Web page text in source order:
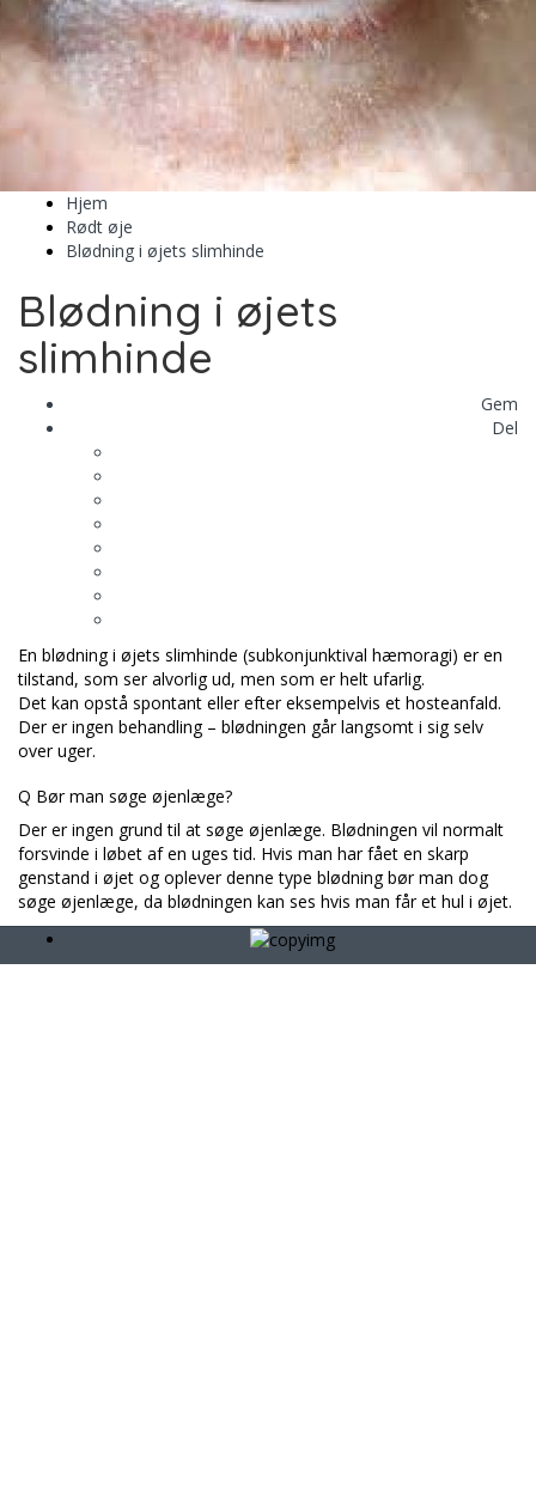
Hjem
Rødt øje
Blødning i øjets slimhinde
Blødning i øjets
slimhinde
Gem
Del
En blødning i øjets slimhinde (subkonjunktival hæmoragi) er en
tilstand, som ser alvorlig ud, men som er helt ufarlig.
Det kan opstå spontant eller efter eksempelvis et hosteanfald.
Der er ingen behandling – blødningen går langsomt i sig selv
over uger.
Q Bør man søge øjenlæge?
Der er ingen grund til at søge øjenlæge. Blødningen vil normalt
forsvinde i løbet af en uges tid. Hvis man har fået en skarp
genstand i øjet og oplever denne type blødning bør man dog
søge øjenlæge, da blødningen kan ses hvis man får et hul i øjet.